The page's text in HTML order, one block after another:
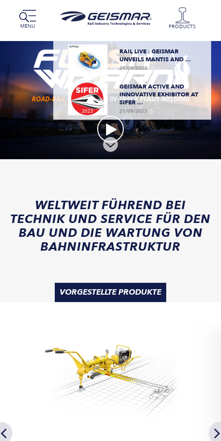
MENU PRODUCTS
GEISMAR RAIL INDUSTRY
TECHNOLOGIES & ...
RAIL LIVE : GEISMAR
UNVEILS MANTIS AND ...
21/09/2023
GEISMAR ACTIVE AND
INNOVATIVE EXHIBITOR AT
SIFER ...
21/09/2023
WELTWEIT FÜHREND BEI
TECHNIK UND SERVICE FÜR DEN
BAU UND DIE WARTUNG VON
BAHNINFRASTRUKTUR
VORGESTELLTE PRODUKTE